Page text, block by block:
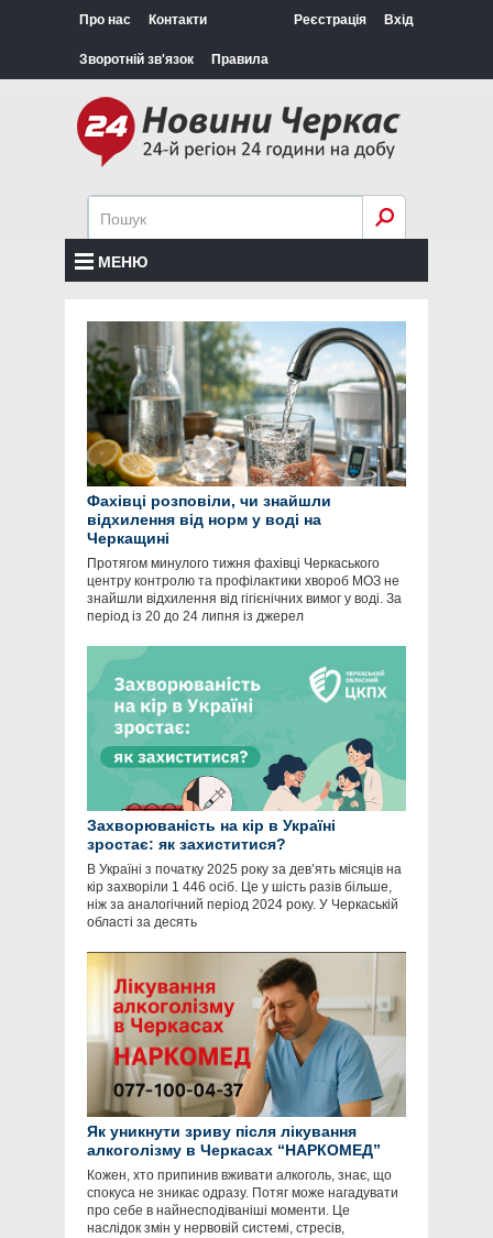
Про нас Контакти
Зворотній зв'язок Правила
Реєстрація Вхід
МЕНЮ
Фахівці розповіли, чи знайшли
відхилення від норм у воді на
Черкащині
Протягом минулого тижня фахівці Черкаського
центру контролю та профілактики хвороб МОЗ не
знайшли відхилення від гігієнічних вимог у воді. За
період із 20 до 24 липня із джерел
Захворюваність на кір в Україні
зростає: як захиститися?
В Україні з початку 2025 року за дев’ять місяців на
кір захворіли 1 446 осіб. Це у шість разів більше,
ніж за аналогічний період 2024 року. У Черкаській
області за десять
Як уникнути зриву після лікування
алкоголізму в Черкасах “НАРКОМЕД”
Кожен, хто припинив вживати алкоголь, знає, що
спокуса не зникає одразу. Потяг може нагадувати
про себе в найнесподіваніші моменти. Це
наслідок змін у нервовій системі, стресів,